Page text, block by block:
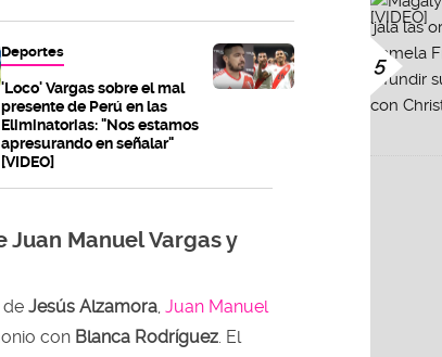
Deportes
'Loco' Vargas sobre el mal
presente de Perú en las
Eliminatorias: "Nos estamos
apresurando en señalar"
[VIDEO]
Juan Manuel Vargas y
de Jesús Alzamora Juan Manuel
con Blanca Rodríguez . El
5